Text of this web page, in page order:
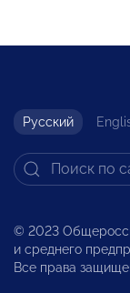
Русский
© 2023
и среднего
Все права